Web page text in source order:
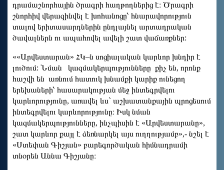
դրամաշնորհային ծրագրի հաղթողներից է։ Ծրագրի
շնորհիվ վերազինվել է խոհանոցը՝ հնարավորություն
տալով երիտասարդներին ընդլայնել արտադրական
ծավալներն ու ապահովել ավելի շատ վաճառքներ:
««Արվեստարան» ՀԿ–ն սոցիալական կարևոր խնդիր է
լուծում: Նման կազմակերպությունները քիչ են, որոնք
հաշվի են առնում հատուկ խնամքի կարիք ունեցող
երեխաների՝ հասարակության մեջ ինտեգրվելու
կարևորությունը, առավել ևս` աշխատանքային պրոցեսում
ինտեգրվելու կարևորությունը։ Իսկ նման
կազմակերպությունները, ինչպիսին է «Արվեստարանը»,
շատ կարևոր քայլ է ձեռնարկել այս ուղղությամբ»,- նշել է
«Ստեփան Գիշյան» բարեգործական հիմնադրամի
տնօրեն Աննա Գիշյանը։